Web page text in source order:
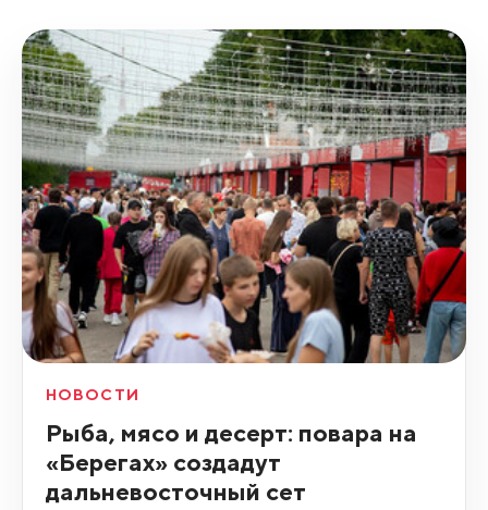
НОВОСТИ
Рыба, мясо и десерт: повара на
«Берегах» создадут
дальневосточный сет